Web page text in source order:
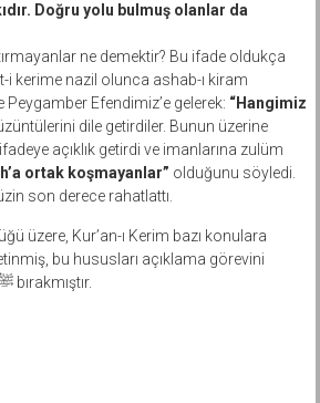
Doğru yolu bulmuş olanlar da
ne demektir? Bu ifade oldukça
i kerime nazil olunca ashab-ı kiram
Efendimiz’e gelerek: “Hangimiz
dile getirdiler. Bunun üzerine
açıklık getirdi ve imanlarına zulüm
ortak koşmayanlar” olduğunu söyledi.
son derece rahatlattı.
üzere, Kur’an-ı Kerim bazı konulara
bu hususları açıklama görevini
Peygamber Efendimize ﷺ bırakmıştır.